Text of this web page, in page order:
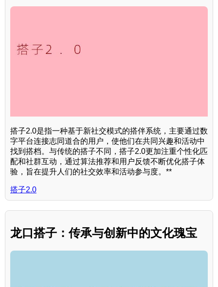
搭子2.0是指一种基于新社交模式的搭伴系统，主要通过数
字平台连接志同道合的用户，使他们在共同兴趣和活动中
找到搭档。与传统的搭子不同，搭子2.0更加注重个性化匹
配和社群互动，通过算法推荐和用户反馈不断优化搭子体
验，旨在提升人们的社交效率和活动参与度。**
搭子2.0
龙口搭子：传承与创新中的文化瑰宝